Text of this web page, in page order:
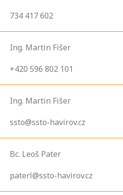
734 417 602
Ing. Martin Fišer
+420 596 802 101
Ing. Martin Fišer
ssto@ssto-havirov.cz
Bc. Leoš Pater
paterl@ssto-havirov.cz